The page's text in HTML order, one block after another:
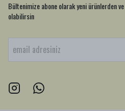
Bültenimize abone olarak yeni ürünlerden
olabilirsin